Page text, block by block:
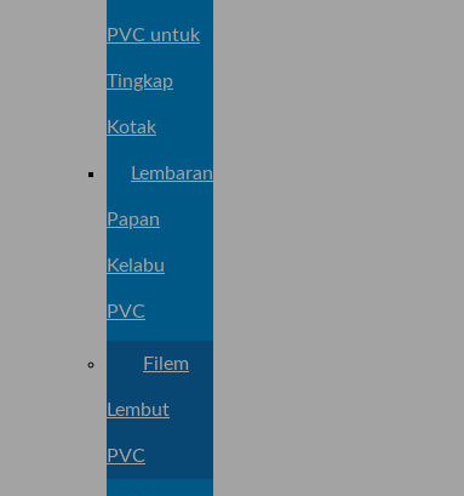
PVC untuk
Tingkap
Kotak
Lembaran
Papan
Kelabu
PVC
Filem
Lembut
PVC